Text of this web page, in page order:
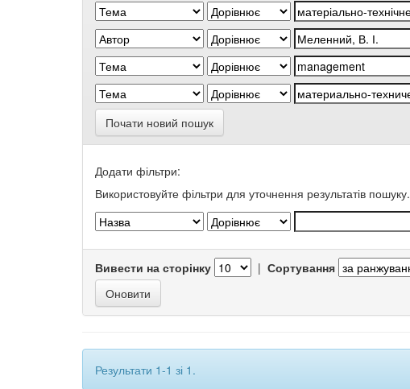
Почати новий пошук
Додати фільтри:
Використовуйте фільтри для уточнення результатів пошуку.
Вивести на сторінку | Сортування
Результати 1-1 зі 1.